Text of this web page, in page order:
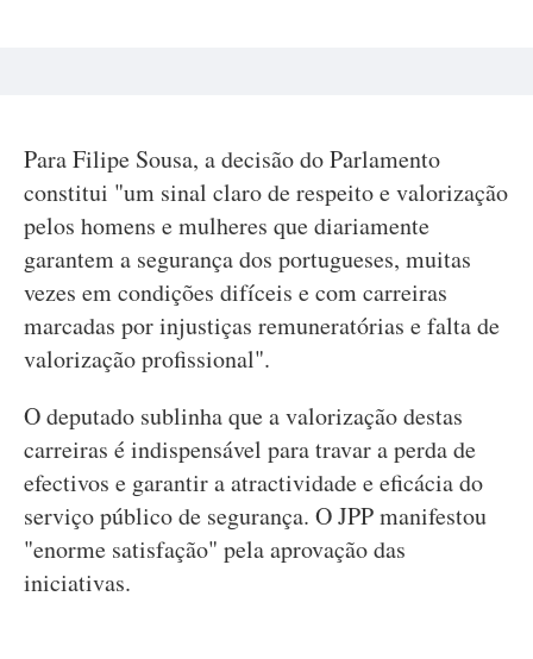
Para Filipe Sousa, a decisão do Parlamento
constitui "um sinal claro de respeito e valorização
pelos homens e mulheres que diariamente
garantem a segurança dos portugueses, muitas
vezes em condições difíceis e com carreiras
marcadas por injustiças remuneratórias e falta de
valorização profissional".
O deputado sublinha que a valorização destas
carreiras é indispensável para travar a perda de
efectivos e garantir a atractividade e eficácia do
serviço público de segurança. O JPP manifestou
"enorme satisfação" pela aprovação das
iniciativas.